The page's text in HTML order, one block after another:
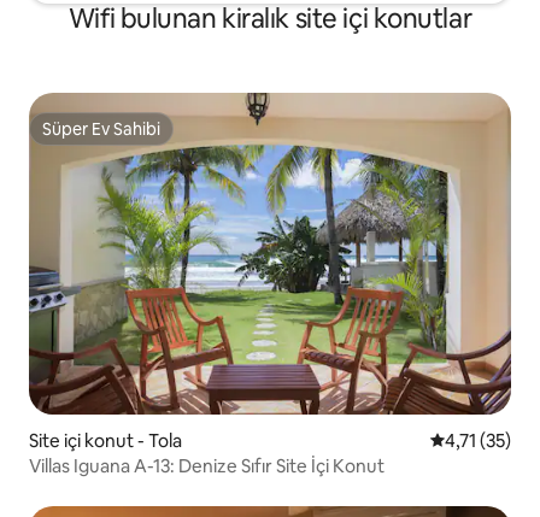
Wifi bulunan kiralık site içi konutlar
Süper Ev Sahibi
Süper Ev Sahibi
Site içi konut - Tola 5 üzerinden
4,71 (35)
Villas Iguana A-13: Denize Sıfır Site İçi Konut